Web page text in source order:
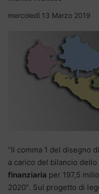
mercoledì 13 Marzo 2019
“Il comma 1 del disegno
a carico del bilancio
finanziaria per 197,5
2020″. Sul progetto di